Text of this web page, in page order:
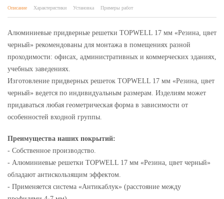
Описание Характеристики Установка Примеры работ
Алюминиевые придверные решетки TOPWELL 17 мм «Резина, цвет
черный» рекомендованы для монтажа в помещениях разной
проходимости: офисах, административных и коммерческих зданиях,
учебных заведениях.
Изготовление придверных решеток TOPWELL 17 мм «Резина, цвет
черный» ведется по индивидуальным размерам. Изделиям может
придаваться любая геометрическая форма в зависимости от
особенностей входной группы.
Преимущества наших покрытий:
- Собственное производство.
- Алюминиевые решетки TOPWELL 17 мм «Резина, цвет черный»
обладают антискользящим эффектом.
- Применяется система «Антикаблук» (расстояние между